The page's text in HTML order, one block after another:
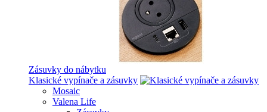
Zásuvky do nábytku
Klasické vypínače a zásuvky
Mosaic
Valena Life